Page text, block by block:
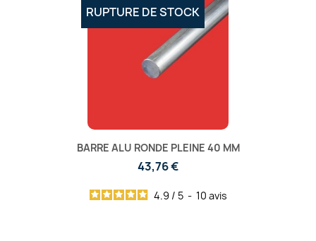
BARRE ALU RONDE PLEINE 40 MM
43,76 €
4.9 / 5 - 10 avis
RUPTURE DE STOCK